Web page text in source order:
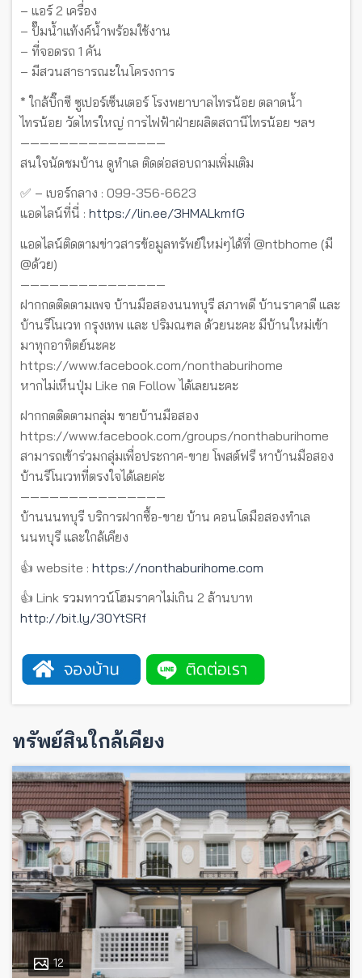
– แอร์ 2 เครื่อง
– ปั๊มน้ำแท้งค์น้ำพร้อมใช้งาน
– ที่จอดรถ 1 คัน
– มีสวนสาธารณะในโครงการ
* ใกล้บิ๊กซี ซูเปอร์เซ็นเตอร์ โรงพยาบาลไทรน้อย ตลาดน้ำ
ไทรน้อย วัดไทรใหญ่ การไฟฟ้าฝ่ายผลิตสถานีไทรน้อย ฯลฯ
———————————————
สนใจนัดชมบ้าน ดูทำเล ติดต่อสอบถามเพิ่มเติม
✅ – เบอร์กลาง : 099-356-6623
แอดไลน์ที่นี่ : https://lin.ee/3HMALkmfG
แอดไลน์ติดตามข่าวสารข้อมูลทรัพย์ใหม่ๆได้ที่ @ntbhome (มี
@ด้วย)
———————————————
ฝากกดติดตามเพจ บ้านมือสองนนทบุรี สภาพดี บ้านราคาดี และ
บ้านรีโนเวท กรุงเทพ และ ปริมณฑล ด้วยนะคะ มีบ้านใหม่เข้า
มาทุกอาทิตย์นะคะ
https://www.facebook.com/nonthaburihome
หากไม่เห็นปุ่ม Like กด Follow ได้เลยนะคะ
ฝากกดติดตามกลุ่ม ขายบ้านมือสอง
https://www.facebook.com/groups/nonthaburihome
สามารถเข้าร่วมกลุ่มเพื่อประกาศ-ขาย โพสต์ฟรี หาบ้านมือสอง
บ้านรีโนเวทที่ตรงใจได้เลยค่ะ
———————————————
บ้านนนทบุรี บริการฝากซื้อ-ขาย บ้าน คอนโดมือสองทำเล
นนทบุรี และใกล้เคียง
👍 website : https://nonthaburihome.com
👍 Link รวมทาวน์โฮมราคาไม่เกิน 2 ล้านบาท
http://bit.ly/30YtSRf
ทรัพย์สินใกล้เคียง
12